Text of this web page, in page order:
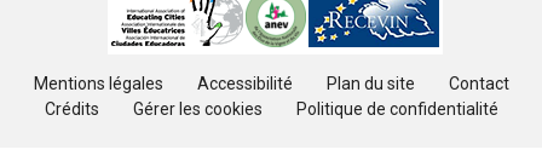
Mentions légales Accessibilité Plan du site
Contact
Crédits
Gérer les cookies Politique de confidentialité